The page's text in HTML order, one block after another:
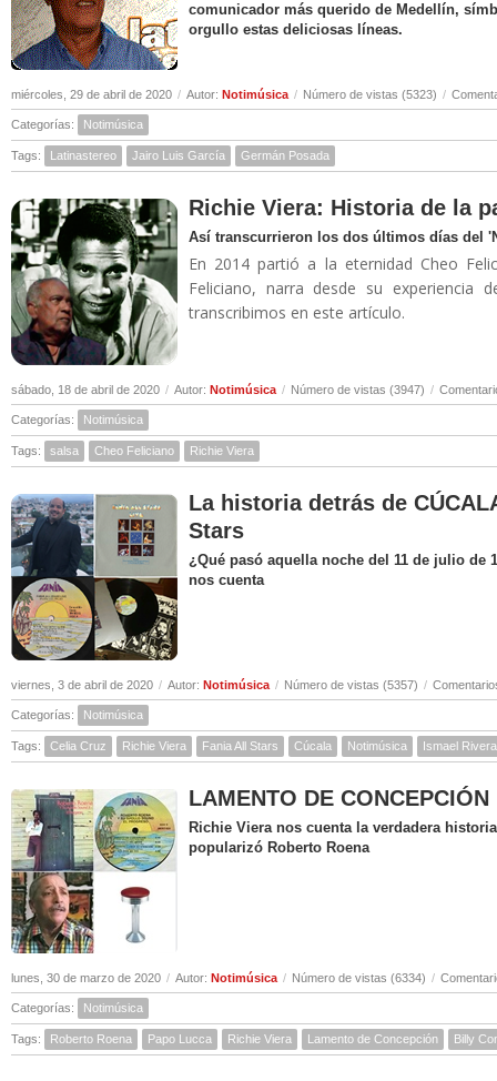
comunicador más querido de Medellín,
orgullo estas deliciosas líneas.
miércoles, 29 de abril de 2020 / Autor: Notimúsica / Número de vistas (5323) /
Categorías: Notimúsica
Tags: Latinastereo Jairo Luis García Germán Posada
Richie Viera: Historia de la
Así transcurrieron los dos últimos días del
En 2014 partió a la eternidad Cheo
Feliciano, narra desde su experiencia
transcribimos en este artículo.
sábado, 18 de abril de 2020 / Autor: Notimúsica / Número de vistas (3947) /
Categorías: Notimúsica
Tags: salsa Cheo Feliciano Richie Viera
La historia detrás de
Stars
¿Qué pasó aquella noche del 11 de julio de
nos cuenta
viernes, 3 de abril de 2020 / Autor: Notimúsica / Número de vistas (5357) /
Categorías: Notimúsica
Tags: Celia Cruz Richie Viera Fania All Stars Cúcala Notimúsica Ismael Rivera
LAMENTO DE
Richie Viera nos cuenta la verdadera
popularizó Roberto Roena
lunes, 30 de marzo de 2020 / Autor: Notimúsica / Número de vistas (6334) /
Categorías: Notimúsica
Tags: Roberto Roena Papo Lucca Richie Viera Lamento de Concepción Billy